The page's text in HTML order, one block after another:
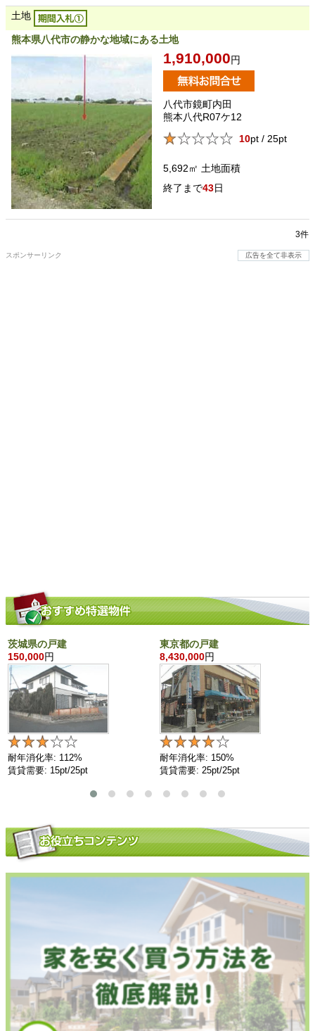
土地
熊本県八代市の静かな地域にある土地
1,910,000円
八代市鏡町内田
熊本八代R07ケ12
10pt / 25pt
5,692㎡ 土地面積
43日
3件
スポンサーリンク 広告を全て非表示
茨城県の戸建
150,000円
耐年消化率: 112%
賃貸需要: 15pt/25pt
東京都の戸建
8,430,000円
耐年消化率: 150%
賃貸需要: 25pt/25pt